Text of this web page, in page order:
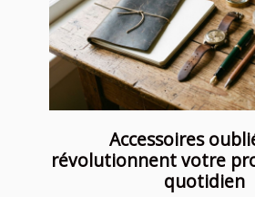
Accessoires
révolutionnent votre
quotidien